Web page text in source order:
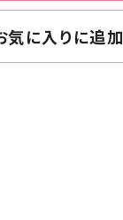
気に入りに追加